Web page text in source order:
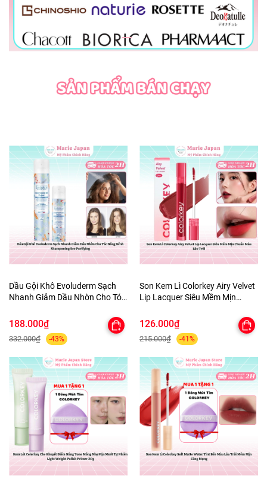
Dầu Gội Khô Evoluderm Sạch
Nhanh Giảm Dầu Nhờn Cho Tóc
Purifying
188.000₫
332.000₫ -43%
Son Kem Lì Colorkey Airy Velvet
Lip Lacquer Siêu Mềm Mịn
126.000₫
215.000₫ -41%